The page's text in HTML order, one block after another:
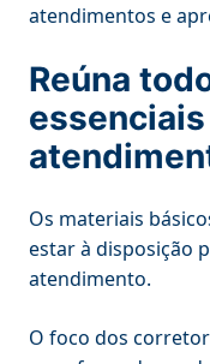
atendimentos e
Reúna
Os materiais
estar à disposição
atendimento.
O foco dos